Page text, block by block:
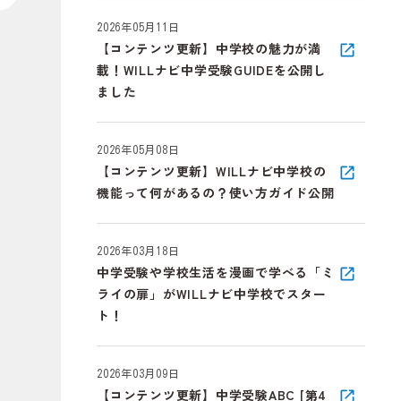
【コンテンツ更新】中学校の魅力が満
載！WILLナビ中学受験GUIDEを公開し
ました
2026年05月11日
【コンテンツ更新】WILLナビ中学校の
機能って何があるの？使い方ガイド公開
2026年05月08日
中学受験や学校生活を漫画で学べる「ミ
ライの扉」がWILLナビ中学校でスター
ト！
2026年03月18日
【コンテンツ更新】中学受験ABC [第4
2026年03月09日